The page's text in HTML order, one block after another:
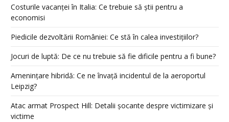
Costurile vacanței în Italia: Ce trebuie să știi pentru a
economisi
Piedicile dezvoltării României: Ce stă în calea investițiilor?
Jocuri de luptă: De ce nu trebuie să fie dificile pentru a fi bune?
Amenințare hibridă: Ce ne învață incidentul de la aeroportul
Leipzig?
Atac armat Prospect Hill: Detalii șocante despre victimizare și
victime